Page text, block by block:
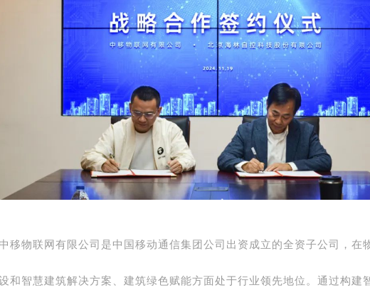
中移物联网有限公司是中国移动通信集团公司出资成立的全资子公司，在
和智慧建筑解决方案、建筑绿色赋能方面处于行业领先地位。通过构建